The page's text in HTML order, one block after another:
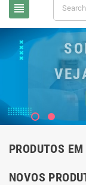
view_headline
PRODUTOS
NOVOS